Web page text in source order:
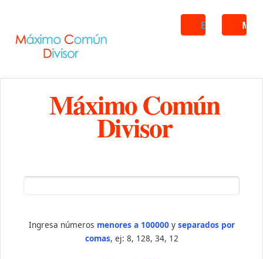
Buscar
Máximo Común
Divisor
Ingresa números menores a 100000y separados por
comas, ej: 8, 128, 34, 12